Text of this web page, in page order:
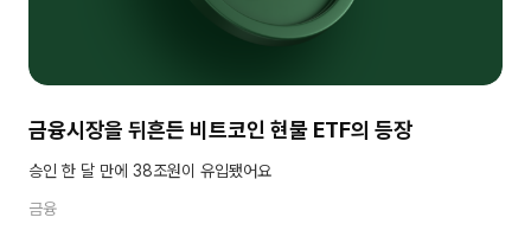
금융시장을 뒤흔든 비트코인 현물 ETF의 등장
승인 한 달 만에 38조원이 유입됐어요
금융